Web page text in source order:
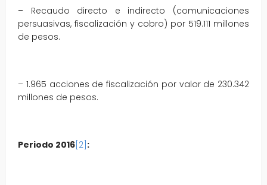
– Recaudo directo e indirecto (comunicaciones
persuasivas, fiscalización y cobro) por 519.111 millones
de pesos.
– 1.965 acciones de fiscalización por valor de 230.342
millones de pesos.
Periodo 2016[2] :